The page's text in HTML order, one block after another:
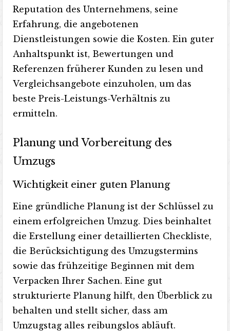
Reputation des Unternehmens, seine
Erfahrung, die angebotenen
Dienstleistungen sowie die Kosten. Ein guter
Anhaltspunkt ist, Bewertungen und
Referenzen früherer Kunden zu lesen und
Vergleichsangebote einzuholen, um das
beste Preis-Leistungs-Verhältnis zu
ermitteln.
Planung und Vorbereitung des
Umzugs
Wichtigkeit einer guten Planung
Eine gründliche Planung ist der Schlüssel zu
einem erfolgreichen Umzug. Dies beinhaltet
die Erstellung einer detaillierten Checkliste,
die Berücksichtigung des Umzugstermins
sowie das frühzeitige Beginnen mit dem
Verpacken Ihrer Sachen. Eine gut
strukturierte Planung hilft, den Überblick zu
behalten und stellt sicher, dass am
Umzugstag alles reibungslos abläuft.